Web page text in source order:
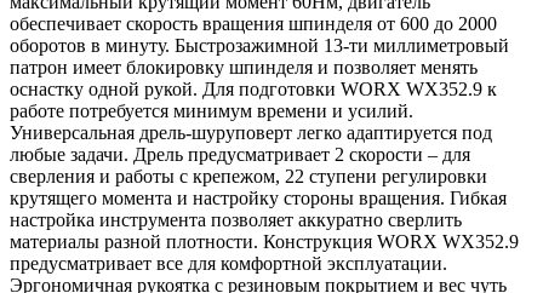
обеспечивает скорость вращения шпинделя от 600 до 2000
оборотов в минуту. Быстрозажимной 13-ти миллиметровый
патрон имеет блокировку шпинделя и позволяет менять
оснастку одной рукой. Для подготовки WORX WX352.9 к
работе потребуется минимум времени и усилий.
Универсальная дрель-шуруповерт легко адаптируется под
любые задачи. Дрель предусматривает 2 скорости – для
сверления и работы с крепежом, 22 ступени регулировки
крутящего момента и настройку стороны вращения. Гибкая
настройка инструмента позволяет аккуратно сверлить
материалы разной плотности. Конструкция WORX WX352.9
предусматривает все для комфортной эксплуатации.
Эргономичная рукоятка с резиновым покрытием и вес чуть